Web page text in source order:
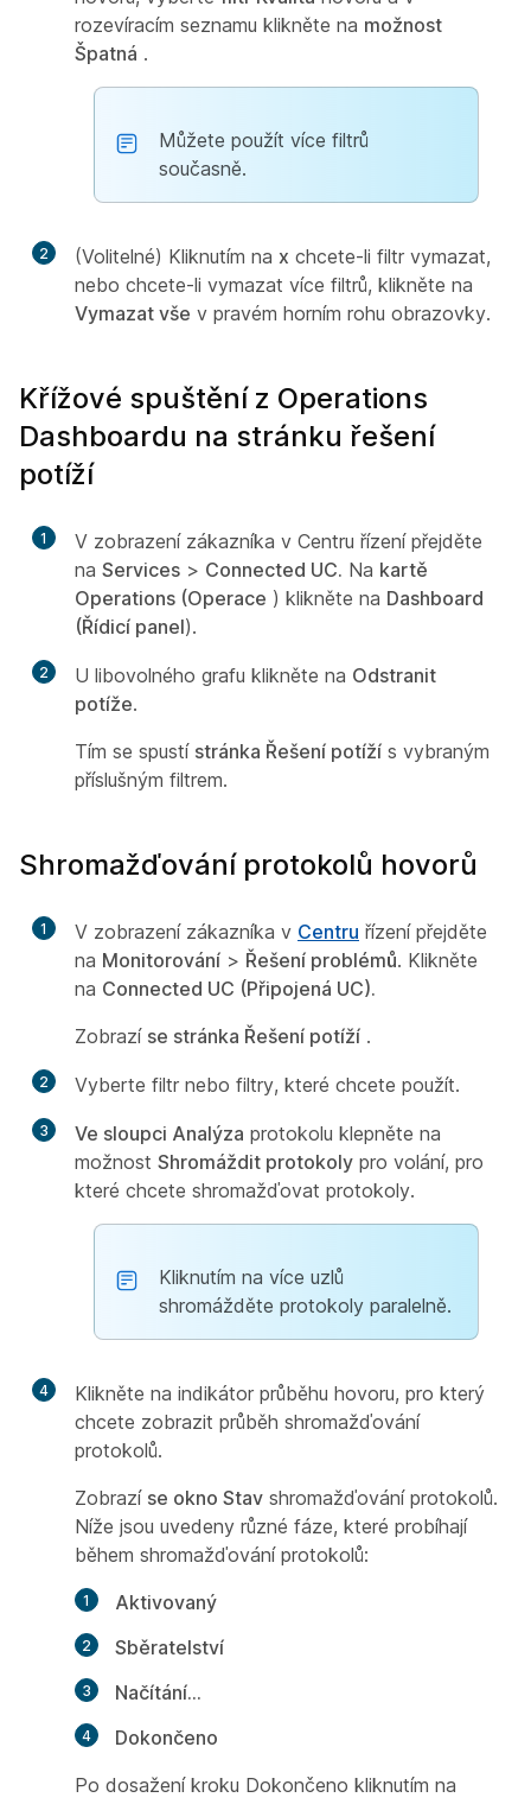
rozevíracím seznamu klikněte na možnost
Špatná .
Můžete použít více filtrů
současně.
2 (Volitelné) Kliknutím na x chcete-li filtr vymazat,
nebo chcete-li vymazat více filtrů, klikněte na
Vymazat vše v pravém horním rohu obrazovky.
Křížové spuštění z Operations
Dashboardu na stránku řešení
potíží
1
V zobrazení zákazníka v Centru řízení přejděte
na Services > Connected UC. Na kartě
Operations (Operace ) klikněte na Dashboard
(Řídicí panel).
2 U libovolného grafu klikněte na Odstranit
potíže.
Tím se spustí stránka Řešení potíží s vybraným
příslušným filtrem.
Shromažďování protokolů hovorů
1 V zobrazení zákazníka v Centru řízení přejděte
na Monitorování > Řešení problémů. Klikněte
na Connected UC (Připojená UC).
Zobrazí se stránka Řešení potíží .
2 Vyberte filtr nebo filtry, které chcete použít.
3 Ve sloupci Analýza protokolu klepněte na
možnost Shromáždit protokoly pro volání, pro
které chcete shromažďovat protokoly.
Kliknutím na více uzlů
shromážděte protokoly paralelně.
4
Klikněte na indikátor průběhu hovoru, pro který
chcete zobrazit průběh shromažďování
protokolů.
Zobrazí se okno Stav shromažďování protokolů.
Níže jsou uvedeny různé fáze, které probíhají
během shromažďování protokolů:
Aktivovaný
Sběratelství
Načítání…
Dokončeno
Po dosažení kroku Dokončeno kliknutím na